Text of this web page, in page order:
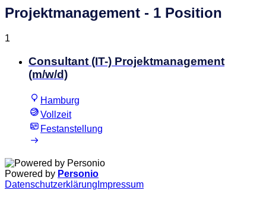
Projektmanagement - 1 Position
1
Consultant (IT-) Projektmanagement
(m/w/d)
Hamburg
Vollzeit
Festanstellung
Powered by Personio
Datenschutzerklärung Impressum